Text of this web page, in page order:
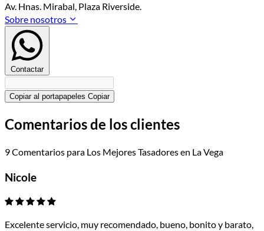
Av. Hnas. Mirabal, Plaza Riverside.
Sobre nosotros
Contactar
Copiar al portapapeles Copiar
Comentarios de los clientes
9 Comentarios para Los Mejores Tasadores en La Vega
Nicole
Excelente servicio, muy recomendado, bueno, bonito y barato,